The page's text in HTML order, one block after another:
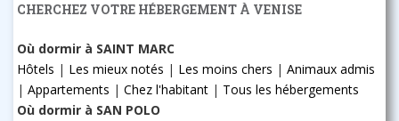
CHERCHEZ VOTRE HÉBERGEMENT À VENISE
Où dormir à SAINT MARC
Hôtels | Les mieux notés | Les moins chers | Animaux admis
| Appartements | Chez l'habitant | Tous les hébergements
Où dormir à SAN POLO